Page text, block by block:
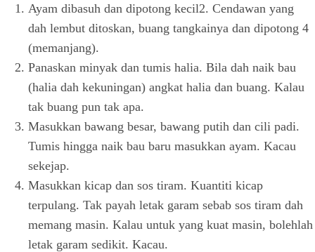
Ayam dibasuh dan dipotong kecil2. Cendawan yang
dah lembut ditoskan, buang tangkainya dan dipotong 4
(memanjang).
Panaskan minyak dan tumis halia. Bila dah naik bau
(halia dah kekuningan) angkat halia dan buang. Kalau
tak buang pun tak apa.
Masukkan bawang besar, bawang putih dan cili padi.
Tumis hingga naik bau baru masukkan ayam. Kacau
sekejap.
Masukkan kicap dan sos tiram. Kuantiti kicap
terpulang. Tak payah letak garam sebab sos tiram dah
memang masin. Kalau untuk yang kuat masin, bolehlah
letak garam sedikit. Kacau.